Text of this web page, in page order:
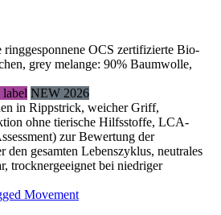
ringgesponnene OCS zertifizierte Bio-
grey melange: 90% Baumwolle,
label NEW 2026
in Rippstrick, weicher Griff,
ohne tierische Hilfsstoffe, LCA-
zur Bewertung der
gesamten Lebenszyklus, neutrales
trocknergeeignet bei niedriger
Movement